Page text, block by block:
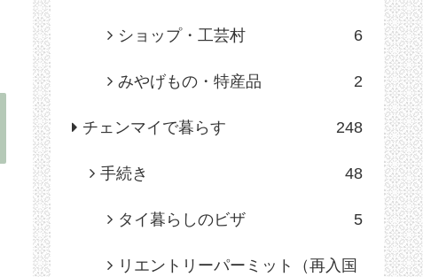
ショップ・工芸村 6
みやげもの・特産品 2
チェンマイで暮らす 248
手続き 48
タイ暮らしのビザ 5
リエントリーパーミット（再入国